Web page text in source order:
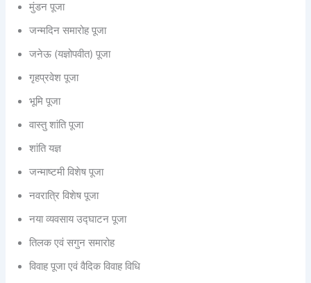
मुंडन पूजा
जन्मदिन समारोह पूजा
जनेऊ (यज्ञोपवीत) पूजा
गृहप्रवेश पूजा
भूमि पूजा
वास्तु शांति पूजा
शांति यज्ञ
जन्माष्टमी विशेष पूजा
नवरात्रि विशेष पूजा
नया व्यवसाय उद्घाटन पूजा
तिलक एवं सगुन समारोह
विवाह पूजा एवं वैदिक विवाह विधि